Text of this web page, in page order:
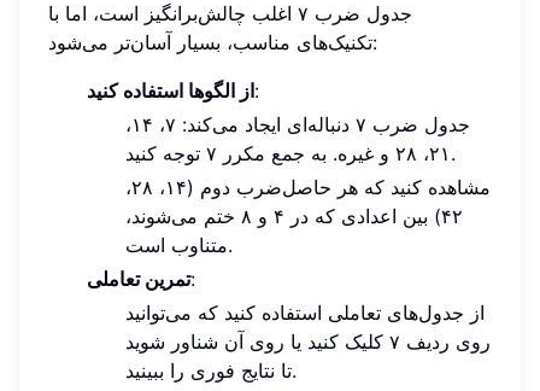
جدول ضرب ۷ اغلب چالش‌برانگیز است، اما با
تکنیک‌های مناسب، بسیار آسان‌تر می‌شود:
از الگوها استفاده کنید:
جدول ضرب ۷ دنباله‌ای ایجاد می‌کند: ۷، ۱۴،
۲۱، ۲۸ و غیره. به جمع مکرر ۷ توجه کنید.
مشاهده کنید که هر حاصل‌ضرب دوم (۱۴، ۲۸،
۴۲) بین اعدادی که در ۴ و ۸ ختم می‌شوند،
متناوب است.
تمرین تعاملی:
از جدول‌های تعاملی استفاده کنید که می‌توانید
روی ردیف ۷ کلیک کنید یا روی آن شناور شوید
تا نتایج فوری را ببینید.